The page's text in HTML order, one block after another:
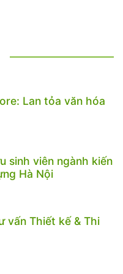
Lan tỏa văn hóa
sinh viên ngành kiến
Hà Nội
vấn Thiết kế & Thi